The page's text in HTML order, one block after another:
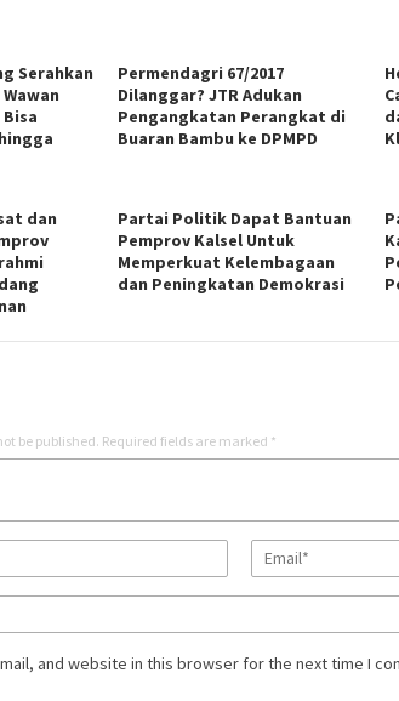
Serahkan
Permendagri 67/2017
Dilanggar? JTR Adukan
Pengangkatan Perangkat di
Buaran Bambu ke DPMPD
dan
Partai Politik Dapat Bantuan
Pemprov Kalsel Untuk
Memperkuat Kelembagaan
dan Peningkatan Demokrasi
be published. Required fields are marked *
and website in this browser for the next time I